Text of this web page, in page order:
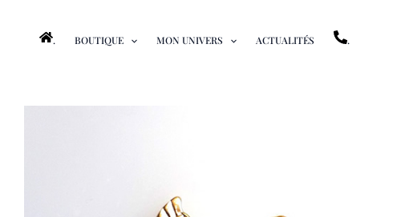
. BOUTIQUE MON UNIVERS ACTUALITÉS .